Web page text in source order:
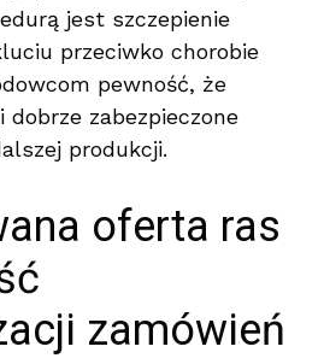
jest szczepienie
przeciwko chorobie
pewność, że
zabezpieczone
produkcji.
oferta ras
zamówień